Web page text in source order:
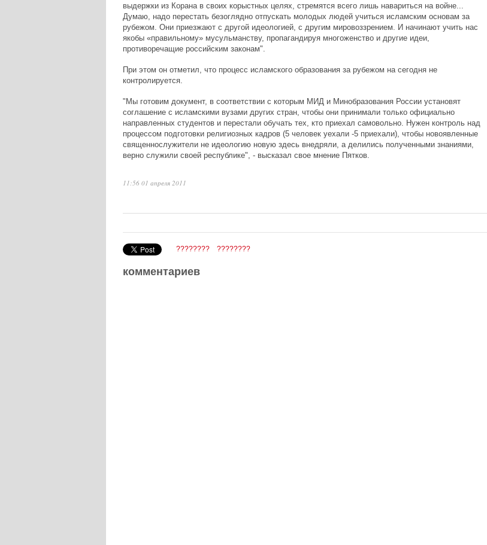
выдержки из Корана в своих корыстных целях, стремятся всего лишь навариться на войне...
Думаю, надо перестать безоглядно отпускать молодых людей учиться исламским основам за
рубежом. Они приезжают с другой идеологией, с другим мировоззрением. И начинают учить нас
якобы «правильному» мусульманству, пропагандируя многоженство и другие идеи,
противоречащие российским законам".
При этом он отметил, что процесс исламского образования за рубежом на сегодня не
контролируется.
"Мы готовим документ, в соответствии с которым МИД и Минобразования России установят
соглашение с исламскими вузами других стран, чтобы они принимали только официально
направленных студентов и перестали обучать тех, кто приехал самовольно. Нужен контроль над
процессом подготовки религиозных кадров (5 человек уехали -5 приехали), чтобы новоявленные
священнослужители не идеологию новую здесь внедряли, а делились полученными знаниями,
верно служили своей республике", - высказал свое мнение Пятков.
11:56 01 апреля 2011
???????? ????????
комментариев